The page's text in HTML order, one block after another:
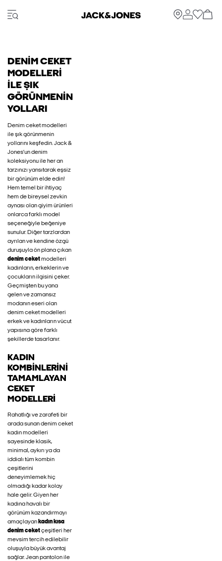
DENİM CEKET
MODELLERİ
İLE ŞIK
GÖRÜNMENİN
YOLLARI
Denim ceket modelleri
ile şık görünmenin
yollarını keşfedin. Jack &
Jones’un denim
koleksiyonu ile her an
tarzınızı yansıtarak eşsiz
bir görünüm elde edin!
Hem temel bir ihtiyaç
hem de bireysel zevkin
aynası olan giyim ürünleri
onlarca farklı model
seçeneğiyle beğeniye
sunulur. Diğer tarzlardan
ayrılan ve kendine özgü
duruşuyla ön plana çıkan
denim ceketmodelleri
kadınların, erkeklerin ve
çocukların ilgisini çeker.
Geçmişten bu yana
gelen ve zamansız
modanın eseri olan
denim ceket modelleri
erkek ve kadınların vücut
yapısına göre farklı
şekillerde tasarlanır.
KADIN
KOMBINLERINI
TAMAMLAYAN
CEKET
MODELLERI
Rahatlığı ve zarafeti bir
arada sunan denim ceket
kadın modelleri
sayesinde klasik,
minimal, aykırı ya da
iddialı tüm kombin
çeşitlerini
deneyimlemek hiç
olmadığı kadar kolay
hale gelir. Giyen her
kadına havalı bir
görünüm kazandırmayı
amaçlayan kadın kısa
denim ceketçeşitleri her
mevsim tercih edilebilir
oluşuyla büyük avantaj
sağlar. Jean pantolon ile